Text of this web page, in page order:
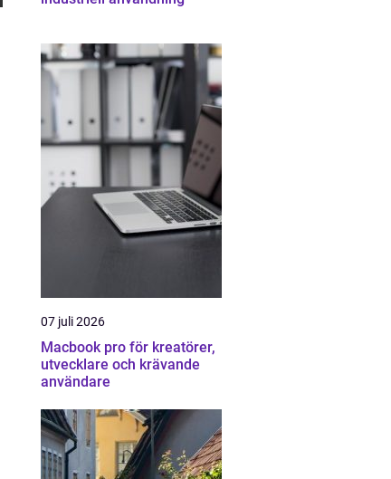
07 juli 2026
Macbook pro för kreatörer,
utvecklare och krävande
användare